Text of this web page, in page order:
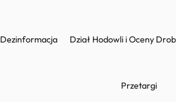
Dezinformacja Dział Hodowli i Oceny
Przetargi